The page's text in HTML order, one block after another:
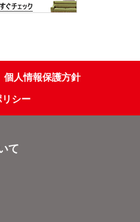
個人情報保護方針
シー
て